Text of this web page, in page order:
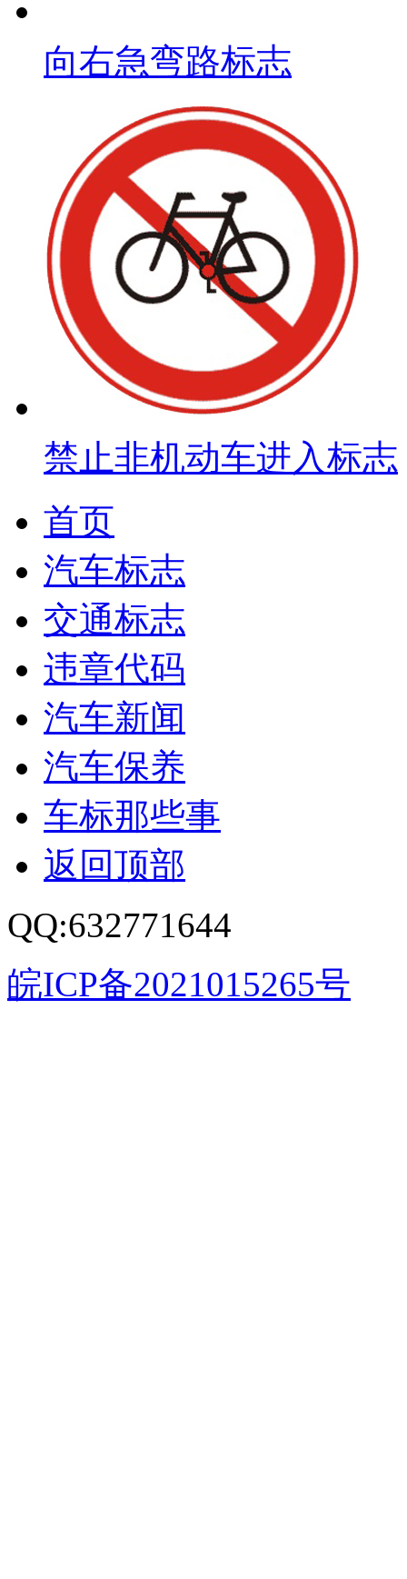
向右急弯路标志
禁止非机动车进入标志
首页
汽车标志
交通标志
违章代码
汽车新闻
汽车保养
车标那些事
返回顶部
QQ:632771644
皖ICP备2021015265号